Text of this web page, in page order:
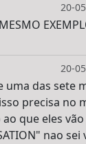
20-
20-
uma das sete
precisa no
que eles
nao sei